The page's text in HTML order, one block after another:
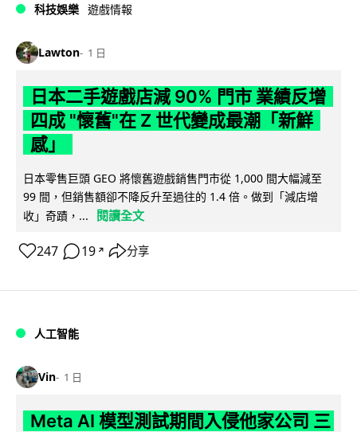
科技娛樂 遊戲情報
Lawton 1 日
日本二手遊戲店減 90% 門市 業績反增
四成 "懷舊"在 Z 世代變成最潮「新鮮
感」
日本零售巨頭 GEO 將懷舊遊戲銷售門市從 1,000 間大幅減至
99 間，但銷售額卻不降反升至過往的 1.4 倍。做到「減店增
收」奇蹟，...
閱讀全文
247 19 ↗ 分享
人工智能
Vin 1 日
Meta AI 模型測試期間入侵他家公司 三